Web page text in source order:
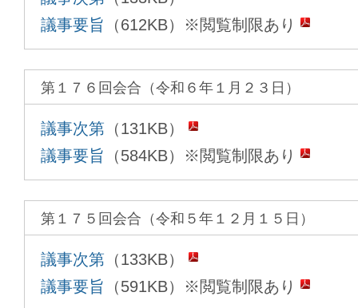
議事要旨 （612KB）※閲覧制限あり
第１７６回会合（令和６年１月２３日）
議事次第 （131KB）
議事要旨 （584KB）※閲覧制限あり
第１７５回会合（令和５年１２月１５日）
議事次第 （133KB）
議事要旨 （591KB）※閲覧制限あり